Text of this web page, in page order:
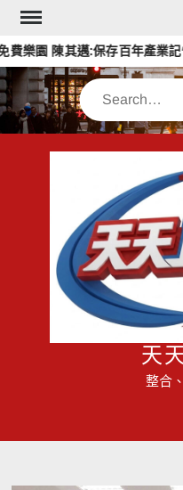
Skip
content
園 陳其邁:保存百年產業記憶
Search
天
整合